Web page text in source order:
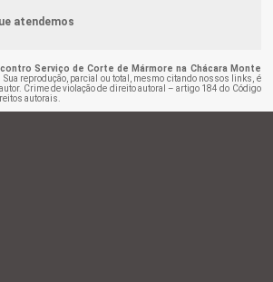
atendemos
Serviço de Corte de Mármore na Chácara Monte
Sua reprodução, parcial ou total, mesmo citando nossos links, é
Crime de violação de direito autoral – artigo 184 do Código
autorais